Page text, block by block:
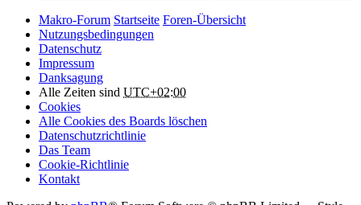
Makro-Forum Startseite Foren-Übersicht
Nutzungsbedingungen
Datenschutz
Impressum
Danksagung
Alle Zeiten sind UTC+02:00
Cookies
Alle Cookies des Boards löschen
Datenschutzrichtlinie
Das Team
Cookie-Richtlinie
Kontakt